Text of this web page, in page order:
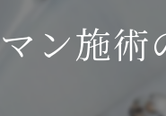
ン施術